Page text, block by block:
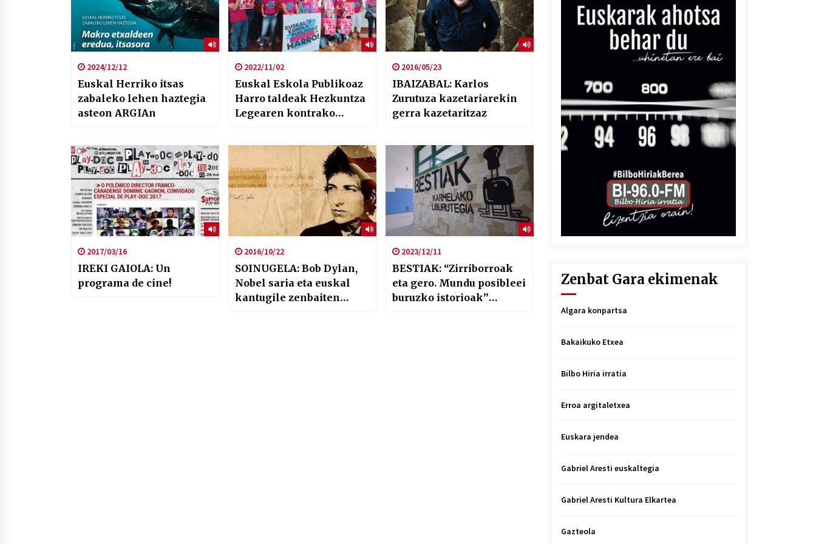
2024/12/12
Euskal Herriko itsas
zabaleko lehen haztegia
asteon ARGIAn
2022/11/02
Euskal Eskola Publikoaz
Harro taldeak Hezkuntza
Legearen kontrako
larunbaterako
2016/05/23
IBAIZABAL: Karlos
Zurutuza kazetariarekin
gerra kazetaritzaz
2017/03/16
IREKI GAIOLA: Un
programa de cine!
2016/10/22
SOINUGELA: Bob Dylan,
Nobel saria eta euskal
kantugile zenbaiten
2023/12/11
BESTIAK: “Zirriborroak
eta gero. Mundu posibleei
buruzko istorioak”
Zenbat Gara ekimenak
Algara konpartsa
Bakaikuko Etxea
Bilbo Hiria irratia
Erroa argitaletxea
Euskara jendea
Gabriel Aresti euskaltegia
Gabriel Aresti Kultura Elkartea
Gazteola